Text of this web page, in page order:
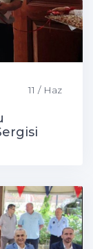
11 / Haz